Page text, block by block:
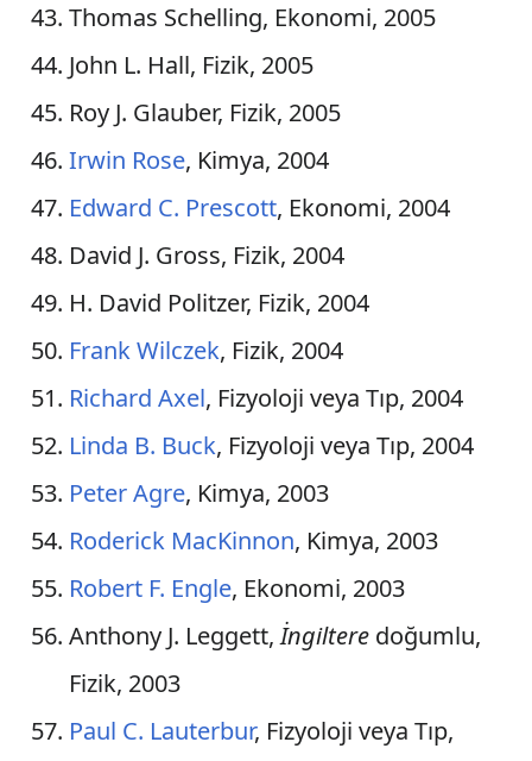
Peru
Slovenya
Tibet
Trinidad ve Tobago
Tunus
Venezuela
Vietnam
Yemen
Toplam Ödül sayısı = 377
fizik dalında iki kez;
Linus Pauling
kimya ve barış dallarında
^ Toplam Ödül sayısı = 130
*Frederick Sanger iki kere kimya alanında
Thomas Schelling, Ekonomi, 2005
John L. Hall, Fizik, 2005
Roy J. Glauber, Fizik, 2005
Irwin Rose, Kimya, 2004
Edward C. Prescott, Ekonomi, 2004
David J. Gross, Fizik, 2004
H. David Politzer, Fizik, 2004
Frank Wilczek, Fizik, 2004
Richard Axel, Fizyoloji veya Tıp, 2004
Linda B. Buck, Fizyoloji veya Tıp, 2004
Peter Agre, Kimya, 2003
Roderick MacKinnon, Kimya, 2003
Robert F. Engle, Ekonomi, 2003
Anthony J. Leggett,İngilteredoğumlu,
Fizik, 2003
Paul C. Lauterbur, Fizyoloji veya Tıp,